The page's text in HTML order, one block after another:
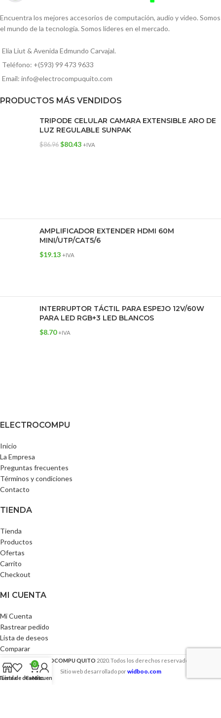
Encuentra los mejores accesorios de computación, audio y video. Somos
el mundo de la tecnología. Somos líderes en el mercado.
Elia Liut & Avenida Edmundo Carvajal.
Teléfono: +(593) 99 473 9633
Email: info@electrocompuquito.com
PRODUCTOS MÁS VENDIDOS
TRIPODE CELULAR CAMARA EXTENSIBLE ARO DE
LUZ REGULABLE SUNPAK
$86.96 $80.43 +IVA
AMPLIFICADOR EXTENDER HDMI 60M
MINI/UTP/CAT5/6
$19.13 +IVA
INTERRUPTOR TÁCTIL PARA ESPEJO 12V/60W
PARA LED RGB+3 LED BLANCOS
$8.70 +IVA
ELECTROCOMPU
Inicio
La Empresa
Preguntas frecuentes
Términos y condiciones
Contacto
TIENDA
Tienda
Productos
Ofertas
Carrito
Checkout
MI CUENTA
Mi Cuenta
Rastrear pedido
Lista de deseos
Comparar
ELECTROCOMPU QUITO 2020. Todos los derechos reservados.
Sitio web desarrollado porwidboo.com
Lista de deseos
0
Carrito
Mi cuenta